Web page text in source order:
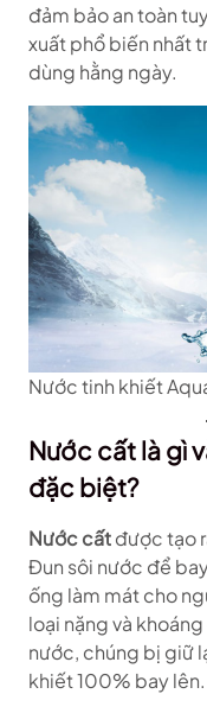
đảm bảo an toàn
xuất phổ biến nhất
dùng hằng ngày.
Nước tinh khiết
Nước cất là gì
đặc biệt?
Nước cấtđược tạo
Đun sôi nước để
ống làm mát cho
loại nặng và
nước, chúng bị giữ
khiết 100% bay lên.